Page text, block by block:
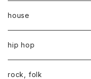
house
hip hop
rock, folk